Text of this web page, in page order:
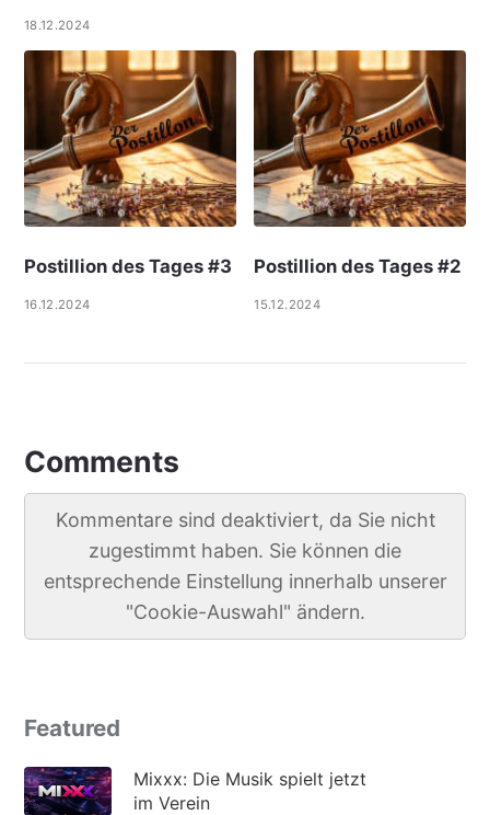
18.12.2024
Postillion des Tages #3
16.12.2024
Postillion des Tages #2
15.12.2024
Comments
Kommentare sind deaktiviert, da Sie nicht
zugestimmt haben. Sie können die
entsprechende Einstellung innerhalb unserer
"Cookie-Auswahl" ändern.
Featured
Mixxx: Die Musik spielt jetzt
im Verein